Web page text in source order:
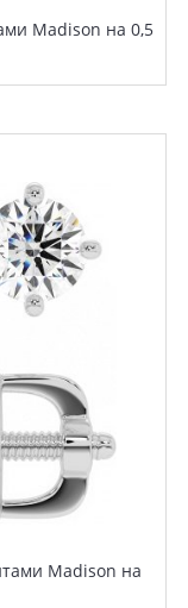
Madison на 0,5
Madison на